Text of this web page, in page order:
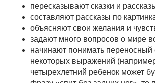
пересказывают сказки и
составляют рассказы по
объясняют свои желания и
задают много вопросов о мире
начинают понимать
некоторых выражений
четырехлетний ребенок может